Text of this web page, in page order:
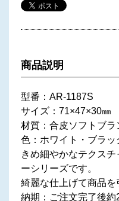
商品説明
型番：AR-1187S
サイズ：71×47×30㎜
材質：合皮ソフトブ
色：ホワイト・ブラッ
きめ細やかなテクス
ーシリーズです。
綺麗な仕上げて商品を
納期：ご注文完了後